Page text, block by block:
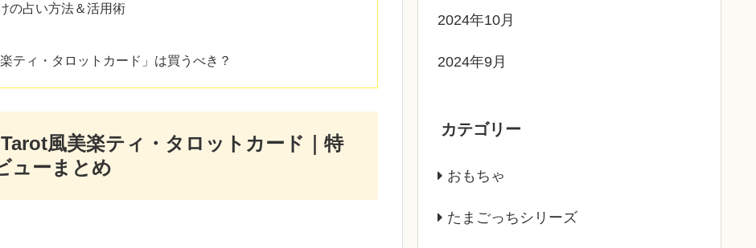
の占い方法＆活用術
ティ・タロットカード」は買うべき？
風美楽ティ・タロットカード｜特
ューまとめ
2024年10月
2024年9月
カテゴリー
おもちゃ
たまごっちシリーズ